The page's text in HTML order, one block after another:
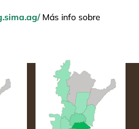
Más info sobre